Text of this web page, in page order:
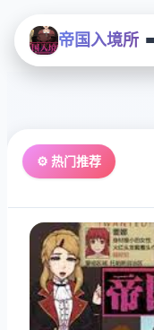
帝国入境所
⚙️ 热门推荐